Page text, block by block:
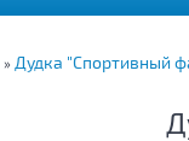
» Дудка "Спортивный